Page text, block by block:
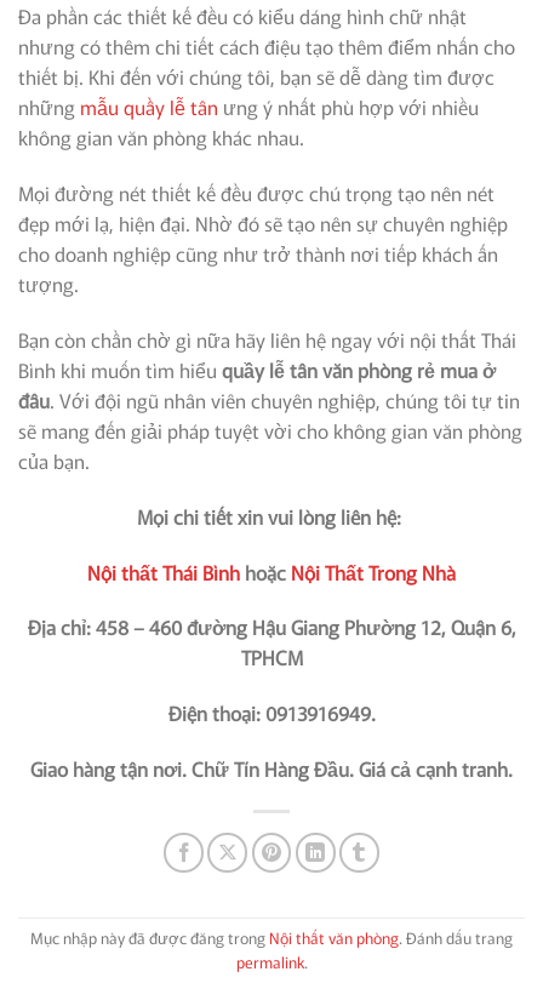
Đa phần các thiết kế đều có kiểu dáng hình chữ nhật
nhưng có thêm chi tiết cách điệu tạo thêm điểm nhấn cho
thiết bị. Khi đến với chúng tôi, bạn sẽ dễ dàng tìm được
những mẫu quầy lễ tân ưng ý nhất phù hợp với nhiều
không gian văn phòng khác nhau.
Mọi đường nét thiết kế đều được chú trọng tạo nên nét
đẹp mới lạ, hiện đại. Nhờ đó sẽ tạo nên sự chuyên nghiệp
cho doanh nghiệp cũng như trở thành nơi tiếp khách ấn
tượng.
Bạn còn chần chờ gì nữa hãy liên hệ ngay với nội thất Thái
Bình khi muốn tìm hiểu quầy lễ tân văn phòng rẻ mua ở
đâu. Với đội ngũ nhân viên chuyên nghiệp, chúng tôi tự tin
sẽ mang đến giải pháp tuyệt vời cho không gian văn phòng
của bạn.
Mọi chi tiết xin vui lòng liên hệ:
Nội thất Thái Bình hoặc Nội Thất Trong Nhà
Địa chỉ: 458 – 460 đường Hậu Giang Phường 12, Quận 6,
TPHCM
Điện thoại: 0913916949.
Giao hàng tận nơi. Chữ Tín Hàng Đầu. Giá cả cạnh tranh.
Mục nhập này đã được đăng trong Nội thất văn phòng. Đánh dấu trang
permalink.